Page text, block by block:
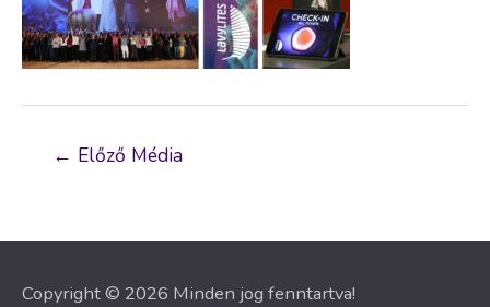
Bejegyzés
← Előző Média
Copyright © 2026 Minden jog fenntartva!